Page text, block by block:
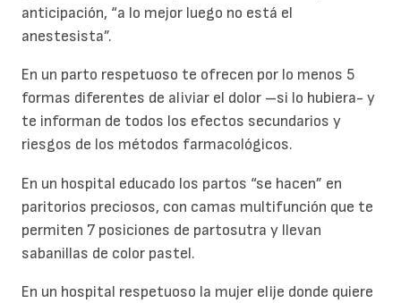
anticipación, “a lo mejor luego no está el
anestesista”.
En un parto respetuoso te ofrecen por lo menos 5
formas diferentes de aliviar el dolor –si lo hubiera- y
te informan de todos los efectos secundarios y
riesgos de los métodos farmacológicos.
En un hospital educado los partos “se hacen” en
paritorios preciosos, con camas multifunción que te
permiten 7 posiciones de partosutra y llevan
sabanillas de color pastel.
En un hospital respetuoso la mujer elije donde quiere